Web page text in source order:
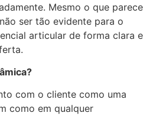
Mesmo o que parece
ser tão evidente para o
articular de forma clara e
com o cliente como uma
como em qualquer